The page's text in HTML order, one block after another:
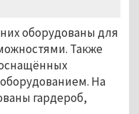
оборудованы для
Также
На
гардероб,